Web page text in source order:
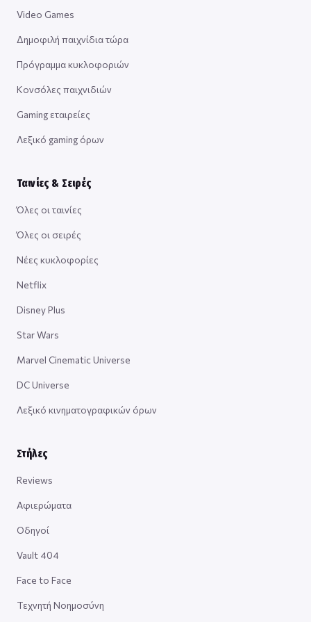
Video Games
Δημοφιλή παιχνίδια τώρα
Πρόγραμμα κυκλοφοριών
Κονσόλες παιχνιδιών
Gaming εταιρείες
Λεξικό gaming όρων
Ταινίες & Σειρές
Όλες οι ταινίες
Όλες οι σειρές
Νέες κυκλοφορίες
Netflix
Disney Plus
Star Wars
Marvel Cinematic Universe
DC Universe
Λεξικό κινηματογραφικών όρων
Στήλες
Reviews
Αφιερώματα
Οδηγοί
Vault 404
Face to Face
Τεχνητή Νοημοσύνη